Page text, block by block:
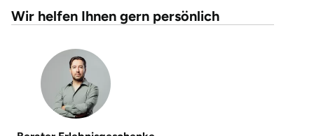
Wir helfen Ihnen gern persönlich
Nagold
Neckarsulm
Nesselwang
Neumünster